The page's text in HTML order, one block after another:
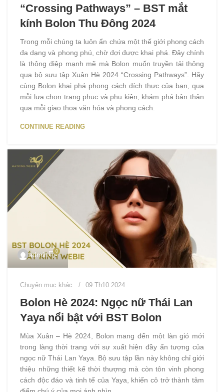
“Crossing Pathways” – BST mắt
kính Bolon Thu Đông 2024
Trong mỗi chúng ta luôn ẩn chứa một thế giới phong cách
đa dạng và phong phú, chờ đợi được khai phá. Đây chính
là thông điệp mạnh mẽ mà Bolon muốn truyền tải thông
qua bộ sưu tập Xuân Hè 2024 “Crossing Pathways”. Hãy
cùng Bolon khai phá phong cách đích thực của bạn, qua
mỗi lựa chọn trang phục và phụ kiện, khám phá bản thân
qua mỗi giao thoa văn hóa và phong cách.
CONTINUE READING
admin 0
Chuyên mục khác 09 Th10 2024
Bolon Hè 2024: Ngọc nữ Thái Lan
Yaya nổi bật với BST Bolon
Mùa Xuân – Hè 2024, Bolon mang đến một làn gió mới
trong làng thời trang với sự xuất hiện đầy ấn tượng của
ngọc nữ Thái Lan Yaya. Bộ sưu tập lần này không chỉ giới
thiệu những thiết kế thời thượng mà còn tôn vinh phong
cách độc đáo và tinh tế của Yaya, khiến cô trở thành tâm